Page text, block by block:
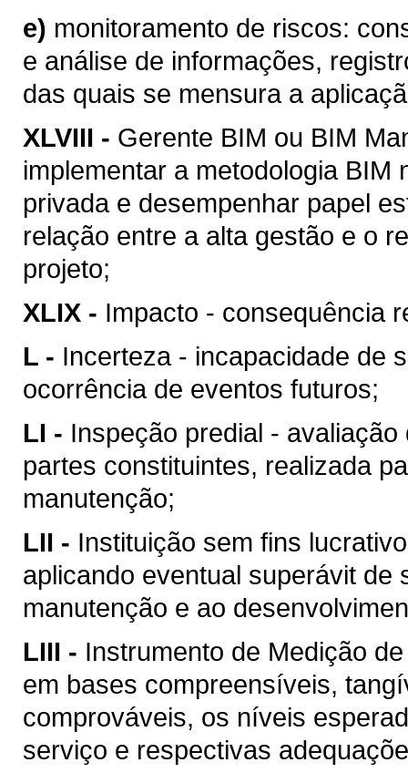
e) monitoramento de riscos:
e análise de informações,
das quais se mensura a
XLVIII - Gerente BIM ou BIM
implementar a metodologia BIM
privada e desempenhar papel
relação entre a alta gestão e o
projeto;
XLIX - Impacto - consequência
L - Incerteza - incapacidade de
ocorrência de eventos futuros;
LI - Inspeção predial -
partes constituintes, realizada
manutenção;
LII - Instituição sem fins
aplicando eventual superávit de
manutenção e ao
LIII - Instrumento de Medição
em bases compreensíveis,
comprováveis, os níveis
serviço e respectivas